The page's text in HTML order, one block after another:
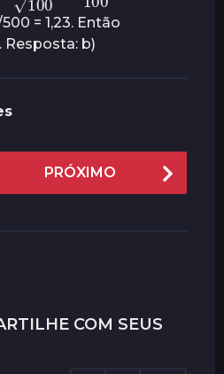
= 1,23. Então
. Resposta: b)
PRÓXIMO
COM SEUS